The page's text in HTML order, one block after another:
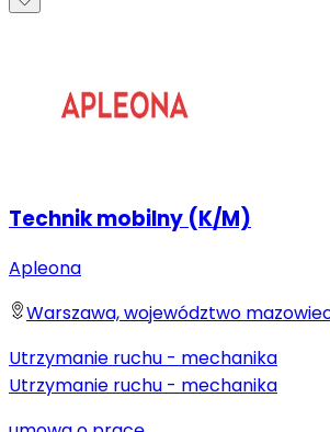
Technik mobilny (K/M)
Apleona
Warszawa, województwo
Utrzymanie ruchu - mechanika
Utrzymanie ruchu - mechanika